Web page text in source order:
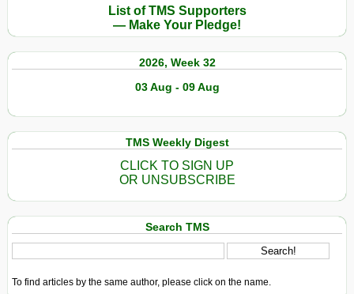
List of TMS Supporters
— Make Your Pledge!
2026, Week 32
03 Aug - 09 Aug
TMS Weekly Digest
CLICK TO SIGN UP
OR UNSUBSCRIBE
Search TMS
To find articles by the same author, please click on the name.